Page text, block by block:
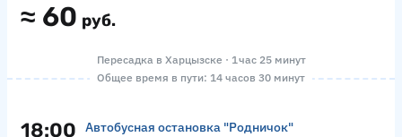
≈ 60 руб.
Пересадка в Харцызске · 1 час 25 минут
Общее время в пути: 14 часов 30 минут
18:00 Автобусная остановка "Родничок"